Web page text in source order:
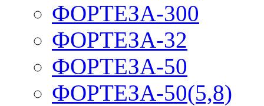
ФОРТЕЗА-300
ФОРТЕЗА-32
ФОРТЕЗА-50
ФОРТЕЗА-50(5,8)